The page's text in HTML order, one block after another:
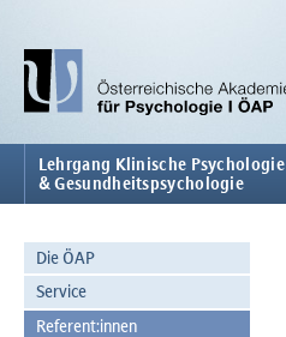
Lehrgang Klinische Psychologie
& Gesundheitspsychologie
Die ÖAP
Service
Referent:innen